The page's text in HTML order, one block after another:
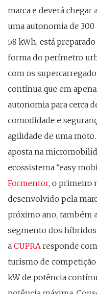
marca e deverá chegar
uma autonomia de 300
58 kWh, está
forma do perímetro
com os
contínua que em
autonomia para cerca
comodidade e
agilidade de uma
aposta na
ecossistema “easy
Formentor, o primeiro
desenvolvido pela
próximo ano, também
segmento dos
a CUPRA responde
turismo de competição
kW de potência